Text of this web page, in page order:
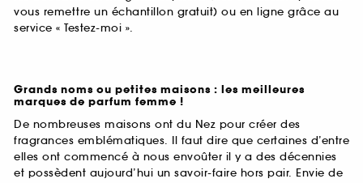
vous remettre un échantillon gratuit) ou en ligne grâce au
service « Testez-moi ».
Grands noms ou petites maisons : les meilleures
marques de parfum femme !
De nombreuses maisons ont du Nez pour créer des
fragrances emblématiques. Il faut dire que certaines d’entre
elles ont commencé à nous envoûter il y a des décennies
et possèdent aujourd’hui un savoir-faire hors pair. Envie de